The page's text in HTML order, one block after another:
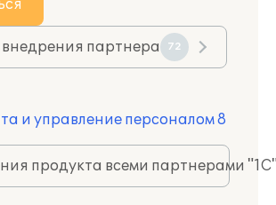
партнера 72
и управление персоналом 8
продукта всеми партнерами